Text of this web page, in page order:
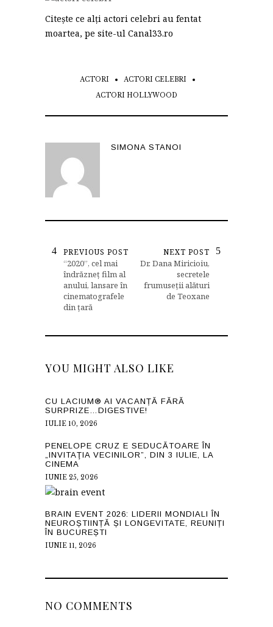
Citește ce alți actori celebri au fentat
moartea, pe site-ul Canal33.ro
ACTORI
ACTORI CELEBRI
ACTORI HOLLYWOOD
SIMONA STANOI
PREVIOUS POST
“2020”, cel mai
îndrăzneț film al
anului, lansare în
cinematografele
din țară
NEXT POST
Dr. Dana Miricioiu,
secretele
frumuseții alături
de Teoxane
YOU MIGHT ALSO LIKE
CU LACIUM® AI VACANȚĂ FĂRĂ
SURPRIZE…DIGESTIVE!
IULIE 10, 2026
PENELOPE CRUZ E SEDUCĂTOARE ÎN
„INVITAŢIA VECINILOR”, DIN 3 IULIE, LA
CINEMA
IUNIE 25, 2026
BRAIN EVENT 2026: LIDERII MONDIALI ÎN
NEUROȘTIINȚĂ ȘI LONGEVITATE, REUNIȚI
ÎN BUCUREȘTI
IUNIE 11, 2026
NO COMMENTS